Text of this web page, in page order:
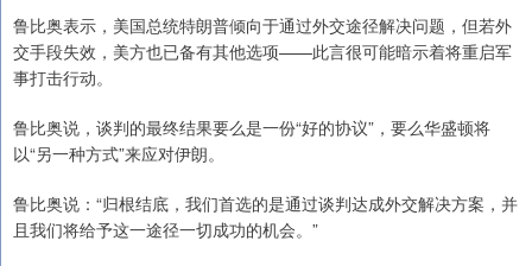
鲁比奥表示，美国总统特朗普倾向于通过外交途径解决问题，但若外
交手段失效，美方也已备有其他选项——此言很可能暗示着将重启军
事打击行动。
鲁比奥说，谈判的最终结果要么是一份“好的协议”，要么华盛顿将
以“另一种方式”来应对伊朗。
鲁比奥说：“归根结底，我们首选的是通过谈判达成外交解决方案，并
且我们将给予这一途径一切成功的机会。”